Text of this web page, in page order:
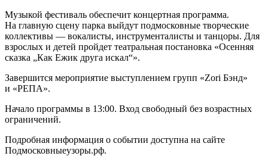
Музыкой фестиваль обеспечит концертная программа.
На главную сцену парка выйдут подмосковные творческие
коллективы — вокалисты, инструменталисты и танцоры. Для
взрослых и детей пройдет театральная постановка «Осенняя
сказка „Как Ежик друга искал“».
Завершится мероприятие выступлением групп «Zori Бэнд»
и «РЕПА».
Начало программы в 13:00. Вход свободный без возрастных
ограничений.
Подробная информация о событии доступна на сайте
Подмосковныеузоры.рф.